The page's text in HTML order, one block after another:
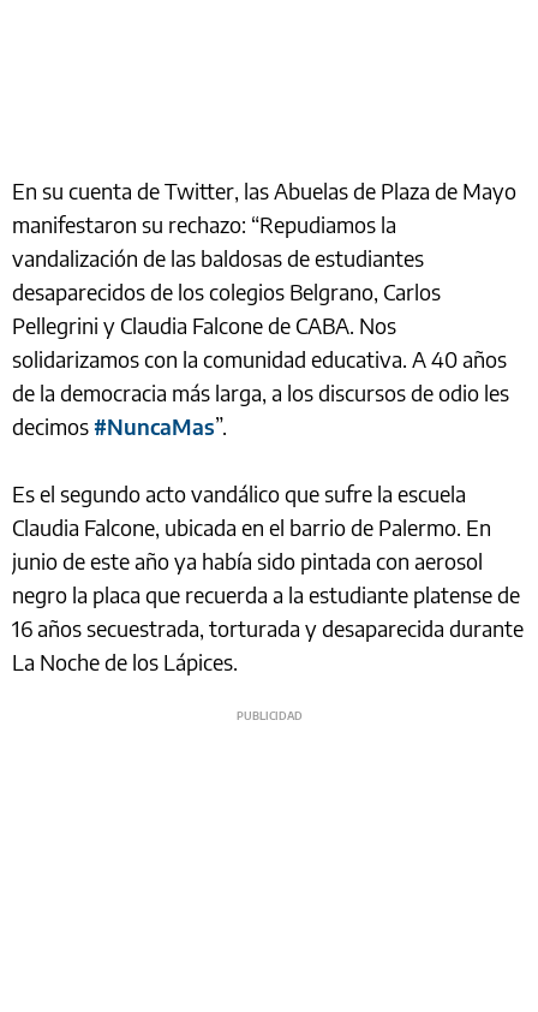
En su cuenta de Twitter, las Abuelas de Plaza de Mayo
manifestaron su rechazo: “Repudiamos la
vandalización de las baldosas de estudiantes
desaparecidos de los colegios Belgrano, Carlos
Pellegrini y Claudia Falcone de CABA. Nos
solidarizamos con la comunidad educativa. A 40 años
de la democracia más larga, a los discursos de odio les
decimos#NuncaMas”.
Es el segundo acto vandálico que sufre la escuela
Claudia Falcone, ubicada en el barrio de Palermo. En
junio de este año ya había sido pintada con aerosol
negro la placa que recuerda a la estudiante platense de
16 años secuestrada, torturada y desaparecida durante
La Noche de los Lápices.